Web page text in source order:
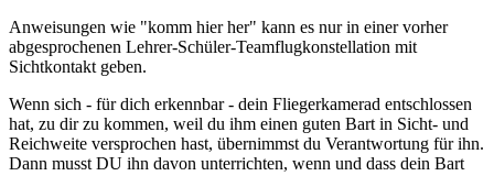
Anweisungen wie "komm hier her" kann es nur in einer vorher
abgesprochenen Lehrer-Schüler-Teamflugkonstellation mit
Sichtkontakt geben.
Wenn sich - für dich erkennbar - dein Fliegerkamerad entschlossen
hat, zu dir zu kommen, weil du ihm einen guten Bart in Sicht- und
Reichweite versprochen hast, übernimmst du Verantwortung für ihn.
Dann musst DU ihn davon unterrichten, wenn und dass dein Bart